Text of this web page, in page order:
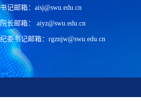
书记邮箱：aisj@swu.edu.cn
院长邮箱： aiyz@swu.edu.cn
纪委书记邮箱：rgznjw@swu.edu.cn